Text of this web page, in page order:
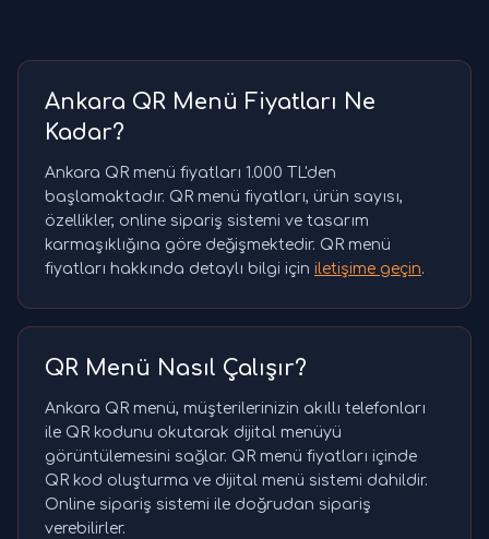
Ankara QR Menü Fiyatları Ne
Kadar?
Ankara QR menü fiyatları 1.000 TL'den
başlamaktadır. QR menü fiyatları, ürün sayısı,
özellikler, online sipariş sistemi ve tasarım
karmaşıklığına göre değişmektedir. QR menü
fiyatları hakkında detaylı bilgi için iletişime geçin.
QR Menü Nasıl Çalışır?
Ankara QR menü, müşterilerinizin akıllı telefonları
ile QR kodunu okutarak dijital menüyü
görüntülemesini sağlar. QR menü fiyatları içinde
QR kod oluşturma ve dijital menü sistemi dahildir.
Online sipariş sistemi ile doğrudan sipariş
verebilirler.